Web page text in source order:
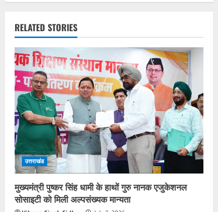
RELATED STORIES
उत्तराखंड
मुख्यमंत्री पुष्कर सिंह धामी के हाथों गुरु नानक एजुकेशनल
सोसाइटी को मिली अल्पसंख्यक मान्यता